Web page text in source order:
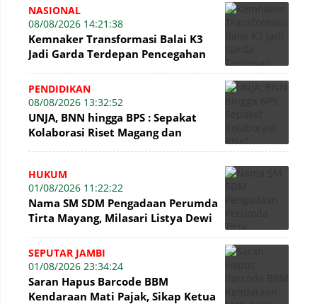
NASIONAL
08/08/2026 14:21:38
Kemnaker Transformasi Balai K3
Jadi Garda Terdepan Pencegahan
PENDIDIKAN
08/08/2026 13:32:52
UNJA, BNN hingga BPS : Sepakat
Kolaborasi Riset Magang dan
HUKUM
01/08/2026 11:22:22
Nama SM SDM Pengadaan Perumda
Tirta Mayang, Milasari Listya Dewi
SEPUTAR JAMBI
01/08/2026 23:34:24
Saran Hapus Barcode BBM
Kendaraan Mati Pajak, Sikap Ketua